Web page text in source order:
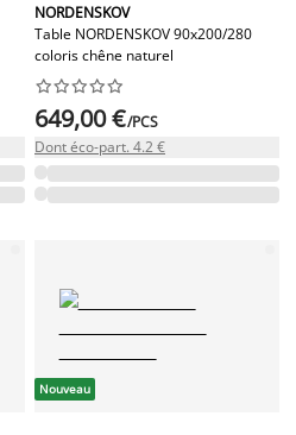
NORDENSKOV
Table NORDENSKOV 90x200/280
coloris chêne naturel






649,00 €/PCS
Dont éco-part. 4.2 €
Nouveau